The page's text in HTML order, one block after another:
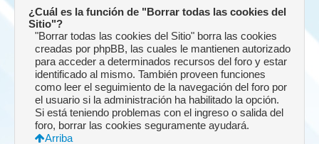
¿Cuál es la función de "Borrar todas las cookies del
Sitio"?
"Borrar todas las cookies del Sitio" borra las cookies
creadas por phpBB, las cuales le mantienen autorizado
para acceder a determinados recursos del foro y estar
identificado al mismo. También proveen funciones
como leer el seguimiento de la navegación del foro por
el usuario si la administración ha habilitado la opción.
Si está teniendo problemas con el ingreso o salida del
foro, borrar las cookies seguramente ayudará.
Arriba